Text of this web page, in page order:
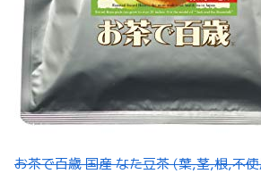
お茶で百歳 国産 なた豆茶 (葉,茎,根,不